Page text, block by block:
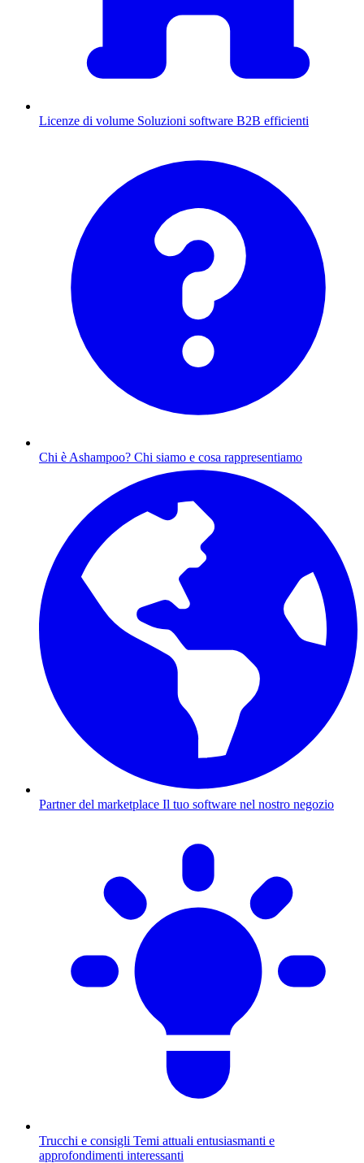
Licenze di volume Soluzioni software B2B efficienti
Chi è Ashampoo? Chi siamo e cosa rappresentiamo
Partner del marketplace Il tuo software nel nostro negozio
Trucchi e consigli Temi attuali entusiasmanti e
approfondimenti interessanti